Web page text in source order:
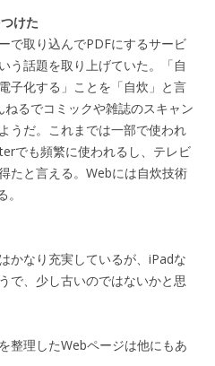
けた
で取り込んでPDFにするサービ
う話題を取り上げていた。「自
子化する」ことを「自炊」と言
るでコミックや雑誌のスキャン
うだ。これまでは一部で使われ
でも頻繁に使われるし、テレビ
たと言える。Webには自炊技術
かなり充実しているが、iPadな
で、少し古いのではないかと思
整理したWebページは他にもあ